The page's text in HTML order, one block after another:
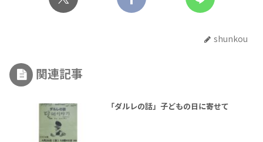
shunkou
関連記事
「ダルレの話」子どもの日に寄せて